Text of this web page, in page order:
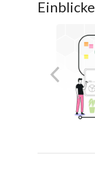
Einblicke